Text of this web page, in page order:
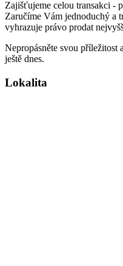
Zajišťujeme celou transakci -
Zaručíme Vám jednoduchý a
vyhrazuje právo prodat
Nepropásněte svou
ještě dnes.
Lokalita